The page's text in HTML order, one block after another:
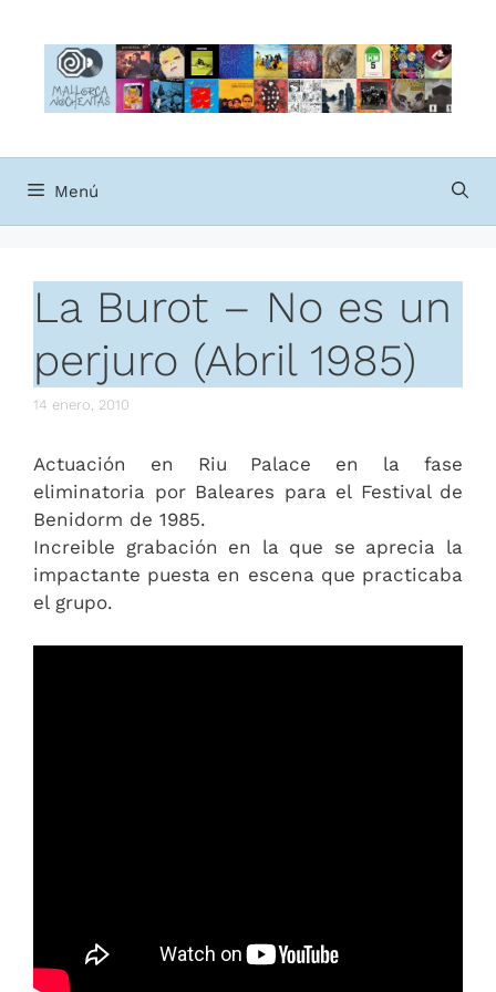
contenido
Menú
La Burot – No es un
perjuro (Abril 1985)
14 enero, 2010
Actuación en Riu Palace en la fase
eliminatoria por Baleares para el Festival de
Benidorm de 1985.
Increible grabación en la que se aprecia la
impactante puesta en escena que practicaba
el grupo.